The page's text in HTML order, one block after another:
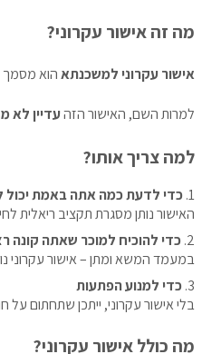
מה זה אישור עקרוני?
אישור עקרוני למשכנתאהוא מסמך
למרות השם, האישור הזהעדיין לא
למה צריך אותו?
כדי לדעת כמה אתה באמת
האישור נותן מסגרת תקציב ריאלית
כדי להוכיח למוכר שאתה קונה
במעמד המשא ומתן – אישור עקרוני
כדי למנוע הפתעות
בלי אישור עקרוני, ייתכן שתחתום
מה כולל אישור עקרוני?